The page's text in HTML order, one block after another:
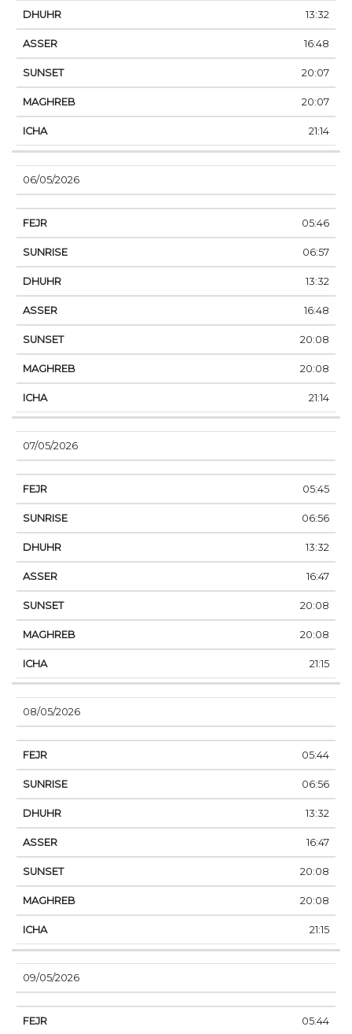
13:32
16:48
20:07
20:07
21:14
06/05/2026
05:46
06:57
13:32
16:48
20:08
20:08
21:14
07/05/2026
05:45
06:56
13:32
16:47
20:08
20:08
21:15
08/05/2026
05:44
06:56
13:32
16:47
20:08
20:08
21:15
09/05/2026
05:44